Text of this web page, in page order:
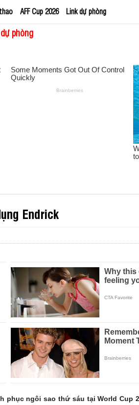
AFF Cup 2026 Link dự phòng
phòng
Endrick
ngôi sao thứ sáu tại World Cup